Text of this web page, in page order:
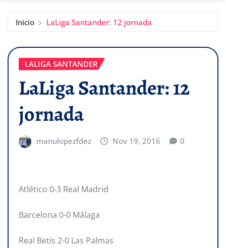
Inicio LaLiga Santander: 12 jornada
LALIGA SANTANDER
LaLiga Santander: 12
jornada
manulopezfdez Nov 19, 2016 0
Atlético 0-3 Real Madrid
Barcelona 0-0 Málaga
Real Betis 2-0 Las Palmas